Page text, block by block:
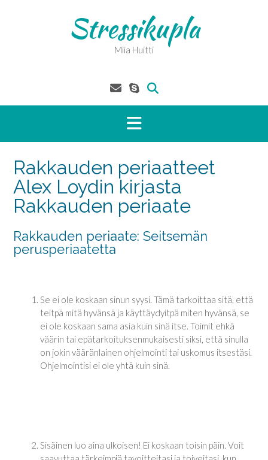
Stressikupla
Miia Huitti
Rakkauden periaatteet
Alex Loydin kirjasta
Rakkauden periaate
Rakkauden periaate: Seitsemän
perusperiaatetta
Se ei ole koskaan sinun syysi. Tämä tarkoittaa sitä, että
teitpä mitä hyvänsä ja käyttäydyitpä miten hyvänsä, se
ei ole koskaan sama asia kuin sinä itse. Toimit ehkä
väärin tai epätarkoituksenmukaisesti siksi, että sinulla
on jokin vääränlainen ohjelmointi tai uskomus itsestäsi.
Ohjelmointisi ei ole yhtä kuin sinä.
Sisäinen luo aina ulkoisen! Ei koskaan toisin päin. Voit